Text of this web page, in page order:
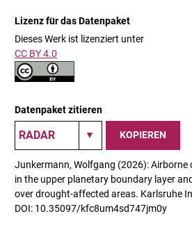
Lizenz für das Datenpaket
Dieses Werk ist lizenziert unter
CC BY 4.0
Datenpaket zitieren
KOPIEREN
Junkermann, Wolfgang (2026): Airborne
in the upper planetary boundary layer
over drought-affected areas. Karlsruhe
DOI: 10.35097/kfc8um4sd747jm0y